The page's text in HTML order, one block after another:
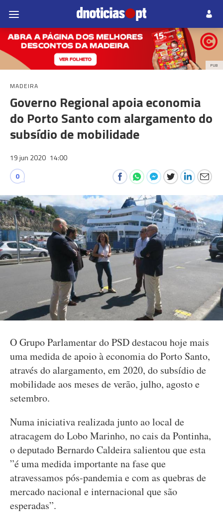
PUB
MADEIRA
Governo Regional apoia economia
do Porto Santo com alargamento do
subsídio de mobilidade
19 jun 2020 14:00
0
O Grupo Parlamentar do PSD destacou hoje mais
uma medida de apoio à economia do Porto Santo,
através do alargamento, em 2020, do subsídio de
mobilidade aos meses de verão, julho, agosto e
setembro.
Numa iniciativa realizada junto ao local de
atracagem do Lobo Marinho, no cais da Pontinha,
o deputado Bernardo Caldeira salientou que esta
”é uma medida importante na fase que
atravessamos pós-pandemia e com as quebras de
mercado nacional e internacional que são
esperadas”.